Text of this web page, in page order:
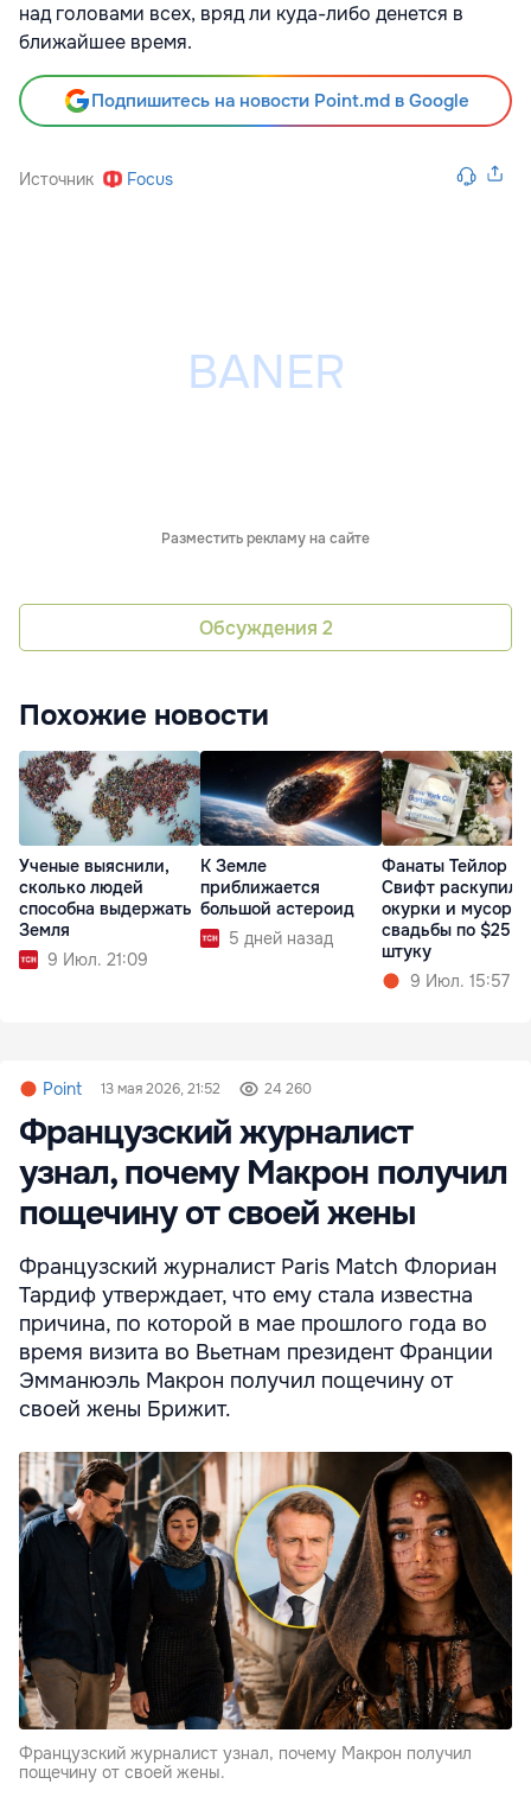
над головами всех, вряд ли куда-либо денется в
ближайшее время.
Подпишитесь на новости Point.md в Google
Источник Focus
Разместить рекламу на сайте
Обсуждения 2
Похожие новости
Ученые выяснили,
сколько людей
способна выдержать
Земля
9 Июл. 21:09
К Земле
приближается
большой астероид
5 дней назад
Фанаты Тейлор
Свифт раскупили
окурки и мусор с
свадьбы по $25
штуку
9 Июл. 15:57
Point 13 мая 2026, 21:52 24 260
Французский журналист
узнал, почему Макрон получил
пощечину от своей жены
Французский журналист Paris Match Флориан
Тардиф утверждает, что ему стала известна
причина, по которой в мае прошлого года во
время визита во Вьетнам президент Франции
Эмманюэль Макрон получил пощечину от
своей жены Брижит.
Французский журналист узнал, почему Макрон получил
пощечину от своей жены.